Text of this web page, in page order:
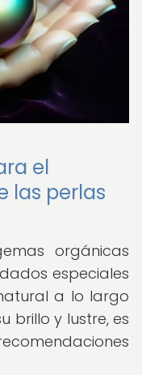
el
las perlas
orgánicas
especiales
a lo largo
brillo y lustre, es